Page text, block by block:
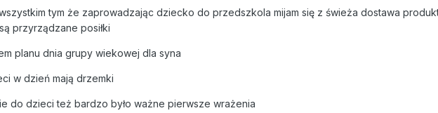
tym że zaprowadzając dziecko do przedszkola mijam się z świeża dostawa
przyrządzane posiłki
planu dnia grupy wiekowej dla syna
w dzień mają drzemki
do dzieci też bardzo było ważne pierwsze wrażenia